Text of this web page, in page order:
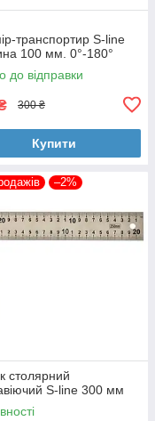
транспортир S-line
100 мм. 0°-180°
до відправки
300 ₴
Купити
–2%
столярний
S-line 300 мм